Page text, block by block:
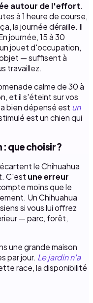
autour de l'effort.
à 1 heure de course,
la journée déraille. Il
journée, 15 à 30
jouet d'occupation,
— suffisent à
travaillez.
calme de 30 à
et il s'éteint sur vos
bien dépensé est un
est un chien qui
que choisir ?
le Chihuahua
C'est une erreur
moins que le
Un Chihuahua
si vous lui offrez
— parc, forêt,
une grande maison
par jour. Le jardin n'a
race, la disponibilité